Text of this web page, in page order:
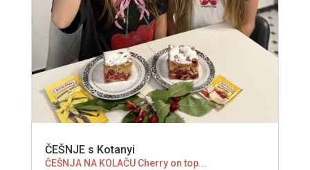
ČEŠNJE s Kotanyi
ČEŠNJA NA KOLAČU Cherry on top...